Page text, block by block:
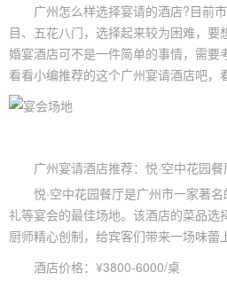
广州怎么样选择宴请的酒店?目前市
目、五花八门，选择起来较为困难，要
婚宴酒店可不是一件简单的事情，需要
看看小编推荐的这个广州宴请酒店吧，
广州宴请酒店推荐：悦·空中花园餐
悦·空中花园餐厅是广州市一家著名
礼等宴会的最佳场地。该酒店的菜品选
厨师精心创制，给宾客们带来一场味蕾
酒店价格：¥3800-6000/桌